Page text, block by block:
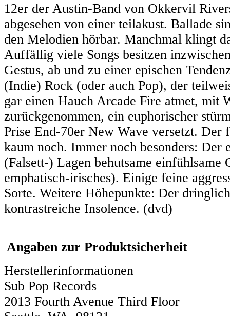
12er der Austin-Band von Okkervil
abgesehen von einer teilakust. Ballade
den Melodien hörbar. Manchmal klingt
Auffällig viele Songs besitzen
Gestus, ab und zu einer epischen
(Indie) Rock (oder auch Pop), der
gar einen Hauch Arcade Fire atmet, mit
zurückgenommen, ein euphorischer
Prise End-70er New Wave versetzt.
kaum noch. Immer noch besonders:
(Falsett-) Lagen behutsame
emphatisch-irisches). Einige feine
Sorte. Weitere Höhepunkte: Der
kontrastreiche Insolence. (dvd)
Angaben zur Produktsicherheit
Herstellerinformationen
Sub Pop Records
2013 Fourth Avenue Third Floor